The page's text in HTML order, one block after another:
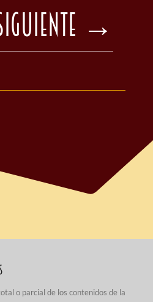
→
o parcial de los contenidos de la